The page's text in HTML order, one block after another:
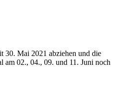
30. Mai 2021 abziehen und die
am 02., 04., 09. und 11. Juni noch